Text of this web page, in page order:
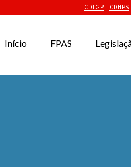
CDLGP CDHPS
Início FPAS